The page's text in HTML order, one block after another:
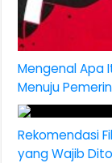
Mengenal Apa
Menuju
Rekomendasi
yang Wajib